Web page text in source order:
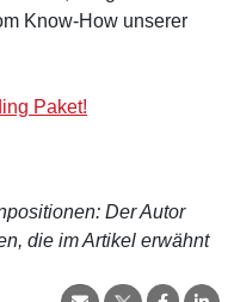
Know-How unserer
Paket!
Der Autor
die im Artikel erwähnt